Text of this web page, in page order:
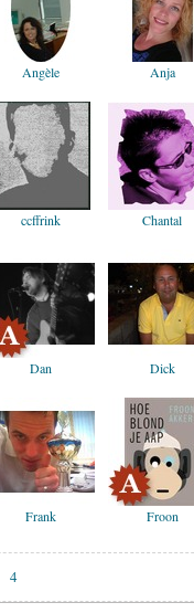
Angèle Anja
ccffrink Chantal
Dan Dick
Frank Froon
4